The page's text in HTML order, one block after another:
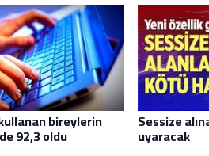
bireylerin
92,3 oldu
Sessize
uyaracak